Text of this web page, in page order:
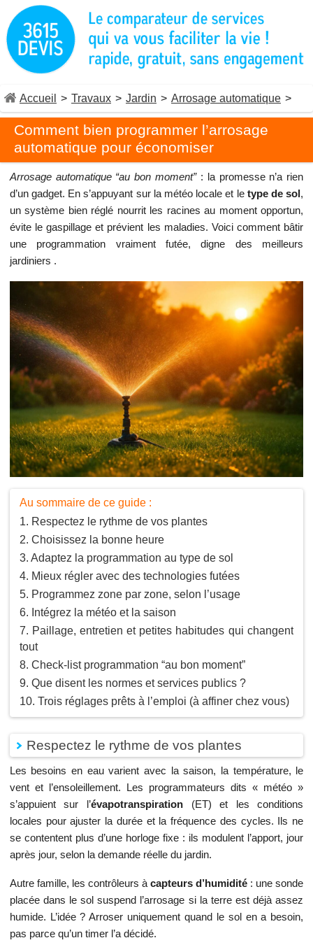
Accueil > Travaux > Jardin > Arrosage automatique >
Comment bien programmer l’arrosage
automatique pour économiser
Arrosage automatique “au bon moment”: la promesse n’a rien
d’un gadget. En s’appuyant sur la météo locale et le type de sol,
un système bien réglé nourrit les racines au moment opportun,
évite le gaspillage et prévient les maladies. Voici comment bâtir
une programmation vraiment futée, digne des meilleurs
jardiniers .
Au sommaire de ce guide :
Respectez le rythme de vos plantes
Choisissez la bonne heure
Adaptez la programmation au type de sol
Mieux régler avec des technologies futées
Programmez zone par zone, selon l’usage
Intégrez la météo et la saison
Paillage, entretien et petites habitudes qui changent
tout
Check-list programmation “au bon moment”
Que disent les normes et services publics ?
Trois réglages prêts à l’emploi (à affiner chez vous)
Respectez le rythme de vos plantes
Les besoins en eau varient avec la saison, la température, le
vent et l’ensoleillement. Les programmateurs dits « météo »
s’appuient sur l’évapotranspiration(ET) et les conditions
locales pour ajuster la durée et la fréquence des cycles. Ils ne
se contentent plus d’une horloge fixe : ils modulent l’apport, jour
après jour, selon la demande réelle du jardin.
Autre famille, les contrôleurs àcapteurs d’humidité : une sonde
placée dans le sol suspend l’arrosage si la terre est déjà assez
humide. L’idée ? Arroser uniquement quand le sol en a besoin,
pas parce qu’un timer l’a décidé.